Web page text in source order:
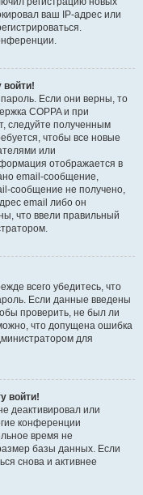
ваш IP-адрес или
войти!
Если они верны, то
COPPA и при
следуйте полученным
чтобы все новые
или
отображается в
email-сообщение,
сообщение не получено,
email либо он
что ввели правильный
всего убедитесь, что
Если данные введены
проверить, не был ли
что допущена ошибка
для
войти!
деактивировал или
конференции
время не
базы данных. Если
снова и активнее